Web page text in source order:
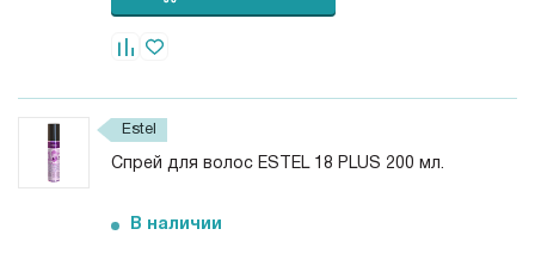
Estel
Спрей для волос ESTEL 18 PLUS 200 мл.
В наличии